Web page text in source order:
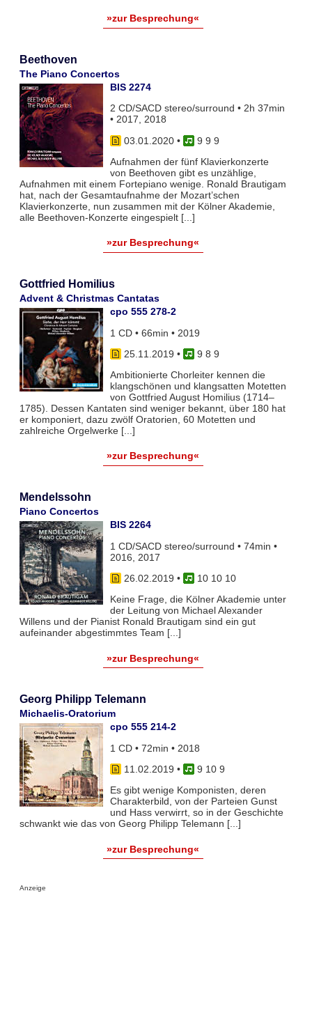
»zur Besprechung«
Beethoven
The Piano Concertos
BIS 2274
2 CD/SACD stereo/surround • 2h 37min
• 2017, 2018
03.01.2020•
9 9 9
Aufnahmen der fünf Klavierkonzerte
von Beethoven gibt es unzählige,
Aufnahmen mit einem Fortepiano wenige. Ronald Brautigam
hat, nach der Gesamtaufnahme der Mozart’schen
Klavierkonzerte, nun zusammen mit der Kölner Akademie,
alle Beethoven-Konzerte eingespielt [...]
»zur Besprechung«
Gottfried Homilius
Advent & Christmas Cantatas
cpo 555 278-2
1 CD • 66min • 2019
25.11.2019 •
9 8 9
Ambitionierte Chorleiter kennen die
klangschönen und klangsatten Motetten
von Gottfried August Homilius (1714–
1785). Dessen Kantaten sind weniger bekannt, über 180 hat
er komponiert, dazu zwölf Oratorien, 60 Motetten und
zahlreiche Orgelwerke [...]
»zur Besprechung«
Mendelssohn
Piano Concertos
BIS 2264
1 CD/SACD stereo/surround • 74min •
2016, 2017
26.02.2019 •
10 10 10
Keine Frage, die Kölner Akademie unter
der Leitung von Michael Alexander
Willens und der Pianist Ronald Brautigam sind ein gut
aufeinander abgestimmtes Team [...]
»zur Besprechung«
Georg Philipp Telemann
Michaelis-Oratorium
cpo 555 214-2
1 CD • 72min • 2018
11.02.2019 •
9 10 9
Es gibt wenige Komponisten, deren
Charakterbild, von der Parteien Gunst
und Hass verwirrt, so in der Geschichte
schwankt wie das von Georg Philipp Telemann [...]
»zur Besprechung«
Anzeige